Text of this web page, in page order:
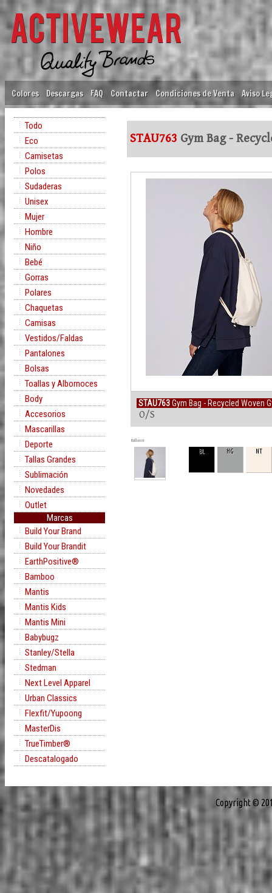
Colores Descargas FAQ Contactar Condiciones de Venta Aviso
Todo
Eco
Camisetas
Polos
Sudaderas
Unisex
Mujer
Hombre
Niño
Bebé
Gorras
Polares
Chaquetas
Camisas
Vestidos/Faldas
Pantalones
Bolsas
Toallas y Albornoces
Body
Accesorios
Mascarillas
Deporte
Tallas Grandes
Sublimación
Novedades
Outlet
Marcas
Build Your Brand
Build Your Brandit
EarthPositive®
Bamboo
Mantis
Mantis Kids
Mantis Mini
Babybugz
Stanley/Stella
Stedman
Next Level Apparel
Urban Classics
Flexfit/Yupoong
MasterDis
TrueTimber®
Descatalogado
STAU763 Gym Bag -
STAU763Gym Bag - Recycled Woven
O/S
Rollover
BL HG NT
Copyright ©